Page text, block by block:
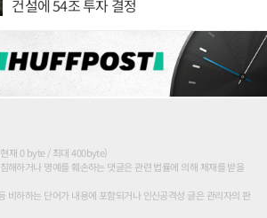
건설에 54조 투자 결정
재 0 byte / 최대 400byte)
해하거나 명예를 훼손하는 댓글은 관련 법률에 의해 제재를 받을
비하하는 단어가 내용에 포함되거나 인신공격성 글은 관리자의 판